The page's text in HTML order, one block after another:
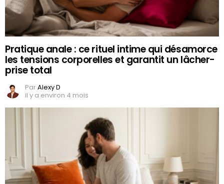
Pratique anale : ce rituel intime qui désamorce
les tensions corporelles et garantit un lâcher-
prise total
ParAlexy D
il y a environ 4 mois